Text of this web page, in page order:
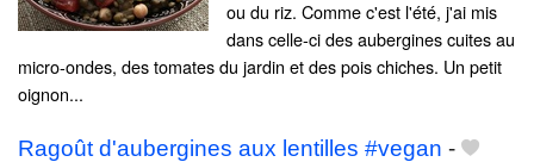
ou du riz. Comme c'est l'été, j'ai mis
dans celle-ci des aubergines cuites au
micro-ondes, des tomates du jardin et des pois chiches. Un petit
oignon...
Ragoût d'aubergines aux lentilles #vegan -